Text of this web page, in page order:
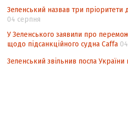
Зеленський назвав три пріоритети
04 серпня
У Зеленського заявили про
щодо підсанкційного судна Caffa
Зеленський звільнив посла України